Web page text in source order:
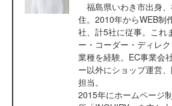
福島県いわき市出身
住。2010年からWEB制
社、計5社に従事。これ
ー・コーダー・ディレ
業種を経験。EC事業会
ー以外にショップ運営
担当。
2015年にホームページ